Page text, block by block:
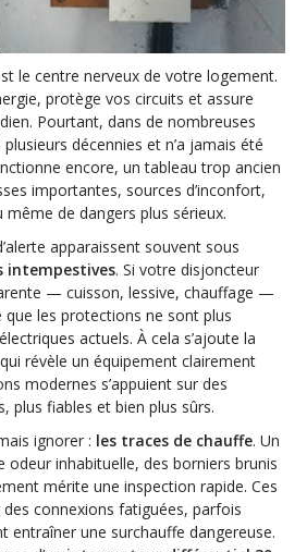
le centre nerveux de votre logement.
protège vos circuits et assure
Pourtant, dans de nombreuses
décennies et n’a jamais été
encore, un tableau trop ancien
importantes, sources d’inconfort,
de dangers plus sérieux.
apparaissent souvent sous
intempestives. Si votre disjoncteur
— cuisson, lessive, chauffage —
que les protections ne sont plus
actuels. À cela s’ajoute la
révèle un équipement clairement
modernes s’appuient sur des
plus fiables et bien plus sûrs.
ignorer : les traces de chauffe. Un
odeur inhabituelle, des borniers brunis
mérite une inspection rapide. Ces
connexions fatiguées, parfois
entraîner une surchauffe dangereuse.